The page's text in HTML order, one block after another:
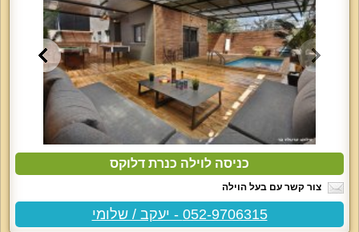
כניסה לוילה כנרת דלוקס
צור קשר עם בעל הוילה
052-9706315 - יעקב / שלומי